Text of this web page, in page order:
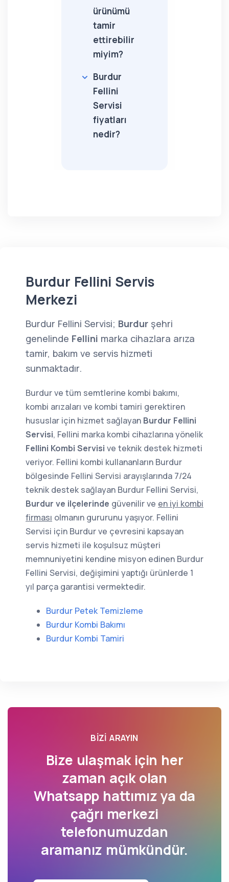
ürünümü
tamir
ettirebilir
miyim?
Burdur
Fellini
Servisi
fiyatları
nedir?
Burdur Fellini Servis
Merkezi
Burdur Fellini Servisi; Burdur şehri
genelinde Fellini marka cihazlara arıza
tamir, bakım ve servis hizmeti
sunmaktadır.
Burdur ve tüm semtlerine kombi bakımı,
kombi arızaları ve kombi tamiri gerektiren
hususlar için hizmet sağlayan Burdur Fellini
Servisi, Fellini marka kombi cihazlarına yönelik
Fellini Kombi Servisi ve teknik destek hizmeti
veriyor. Fellini kombi kullananların Burdur
bölgesinde Fellini Servisi arayışlarında 7/24
teknik destek sağlayan Burdur Fellini Servisi,
Burdur ve ilçelerinde güvenilir ve en iyi kombi
firması olmanın gururunu yaşıyor. Fellini
Servisi için Burdur ve çevresini kapsayan
servis hizmeti ile koşulsuz müşteri
memnuniyetini kendine misyon edinen Burdur
Fellini Servisi, değişimini yaptığı ürünlerde 1
yıl parça garantisi vermektedir.
Burdur Petek Temizleme
Burdur Kombi Bakımı
Burdur Kombi Tamiri
BIZI ARAYIN
Bize ulaşmak için her
zaman açık olan
Whatsapp hattımız ya da
çağrı merkezi
telefonumuzdan
aramanız mümkündür.